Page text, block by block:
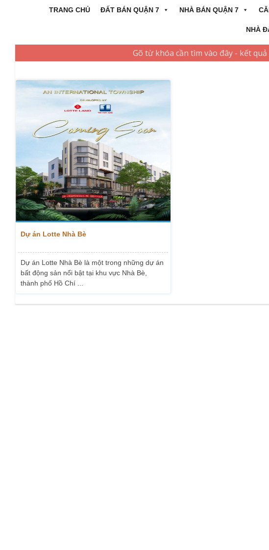
TRANG CHỦ ĐẤT BÁN QUẬN 7 NHÀ BÁN QUẬN 7
NHÀ
Dự án Lotte Nhà Bè
Dự án Lotte Nhà Bè là một trong những dự án
bất động sản nổi bật tại khu vực Nhà Bè,
thành phố Hồ Chí ...